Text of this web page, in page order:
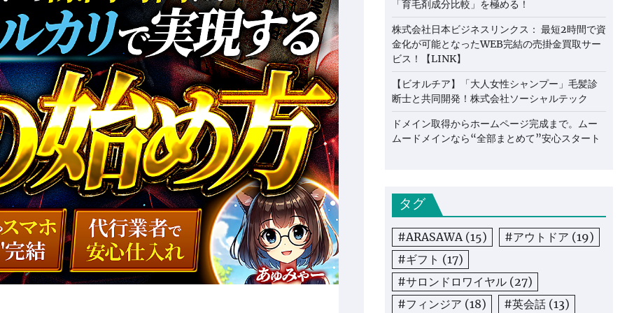
「育毛剤成分比較」を極める！
株式会社日本ビジネスリンクス： 最短2時間で資
金化が可能となったWEB完結の売掛金買取サー
ビス！【LINK】
【ビオルチア】「大人女性シャンプー」毛髪診
断士と共同開発！株式会社ソーシャルテック
ドメイン取得からホームページ完成まで。ムー
ムードメインなら“全部まとめて”安心スタート
タグ
#ARASAWA(15) #アウトドア (19)
#ギフト (17)
#サロンドロワイヤル (27)
#フィンジア (18) #英会話 (13)